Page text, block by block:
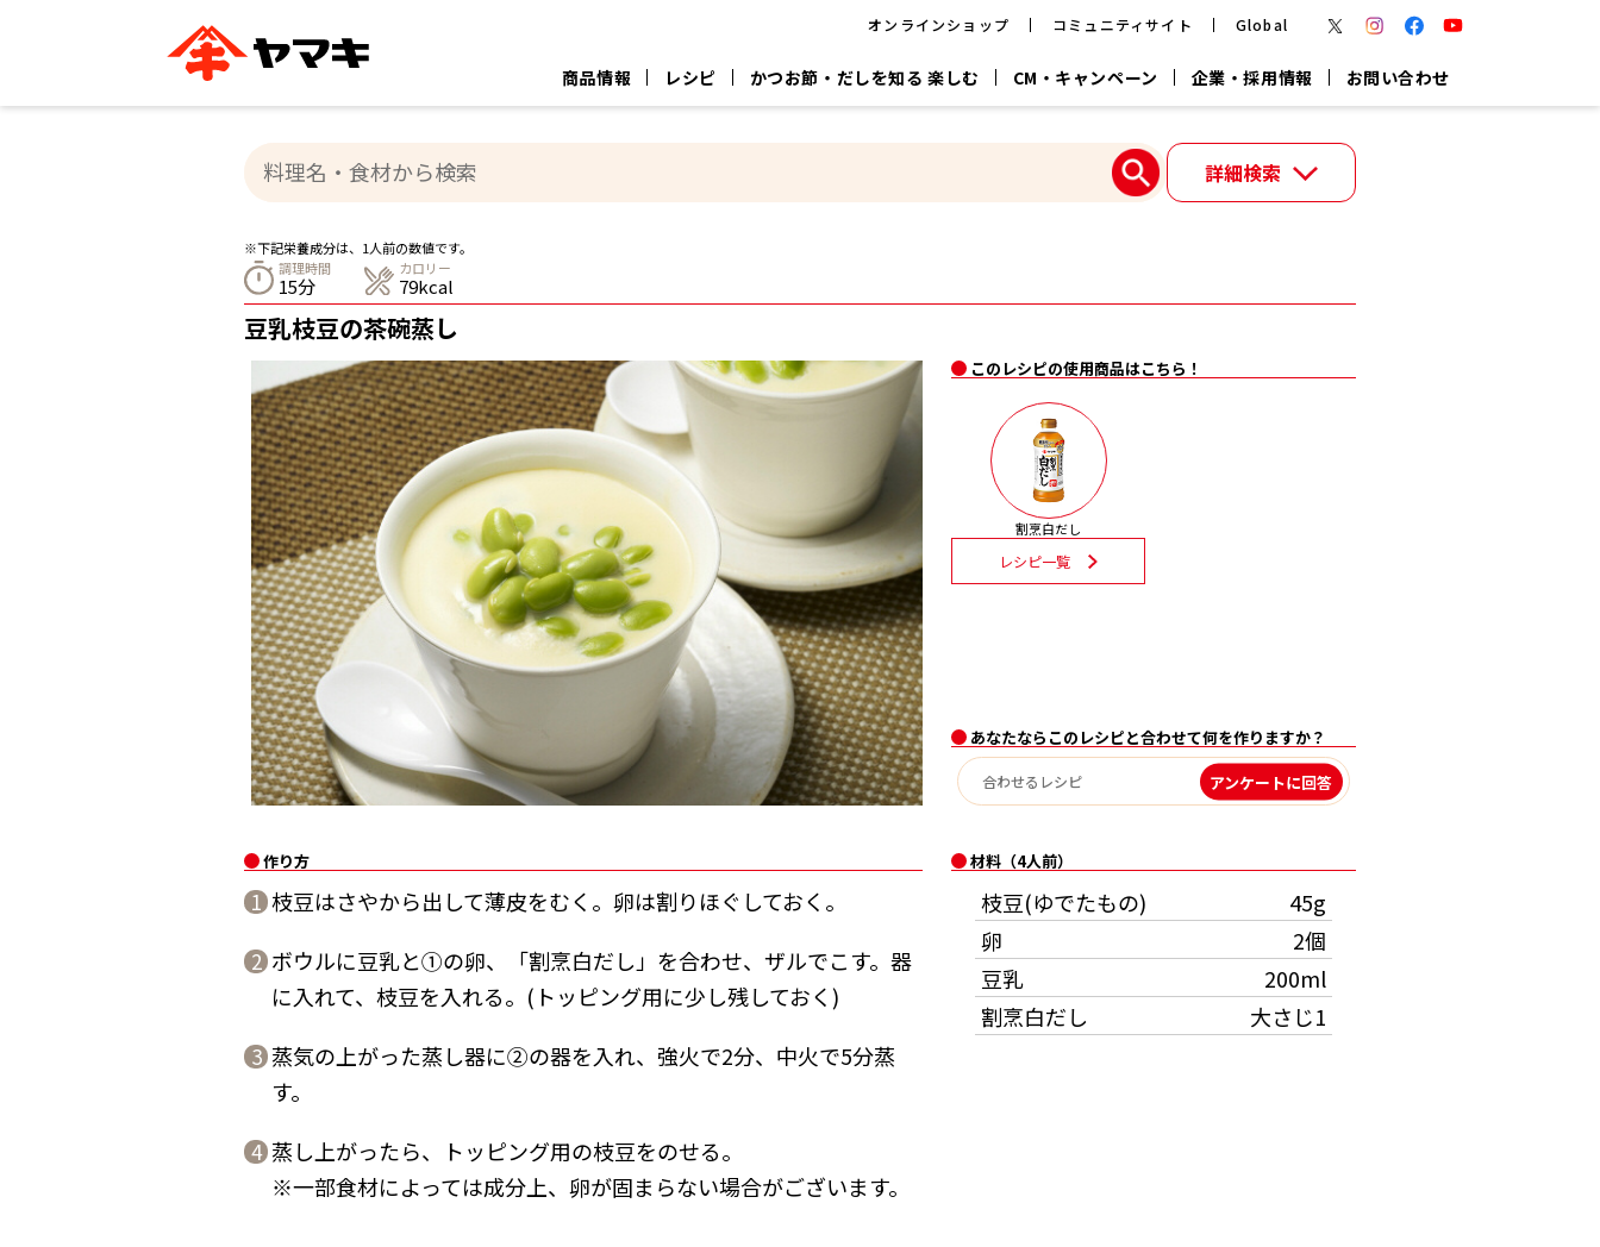
オンラインショップ コミュニティサイト Global
商品情報 レシピ かつお節・だしを知る 楽しむ CM・キャンペーン 企業・採用情報 お問い合わせ
ヤマキ
ヤマキ
楽チン鍋® 楽チン屋®
ストレート
つゆ
カテゴリー別
かつお節 削りぶし かつおパック 粉末 だしパック 白だし
おいしいレシピTOP
汁物レシピ
レシピ特設サイト
ヤマキかつお節の削り方
企業情報
ジョブリターン制
詳細検索
※下記栄養成分は、1人前の数値です。
調理時間
15分
カロリー
79kcal
豆乳枝豆の茶碗蒸し
このレシピの使用商品はこちら！
割烹白だし
レシピ一覧
あなたならこのレシピと合わせて何を作りますか？
アンケートに回答
作り方
1 枝豆はさやから出して薄皮をむく。卵は割りほぐしておく。
2 ボウルに豆乳と①の卵、「割烹白だし」を合わせ、ザルでこす。器
に入れて、枝豆を入れる。(トッピング用に少し残しておく)
3 蒸気の上がった蒸し器に②の器を入れ、強火で2分、中火で5分蒸
す。
4 蒸し上がったら、トッピング用の枝豆をのせる。
※一部食材によっては成分上、卵が固まらない場合がございます。
材料（4人前）
枝豆(ゆでたもの)
45g
卵
2個
豆乳
200ml
割烹白だし
大さじ1